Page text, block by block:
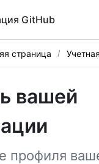
GitHub
страница
вашей
профиля